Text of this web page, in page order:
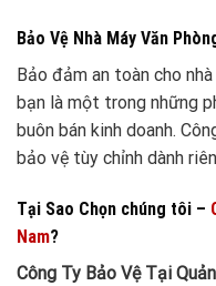
Bảo Vệ Nhà Máy Văn
Bảo đảm an toàn cho
bạn là một trong những
buôn bán kinh doanh.
bảo vệ tùy chỉnh dành
Tại Sao Chọn chúng tôi –
Nam?
Công Ty Bảo Vệ Tại